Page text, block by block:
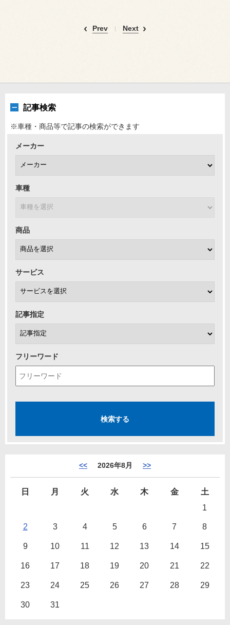
Prev Next
記事検索
※車種・商品等で記事の検索ができます
メーカー
車種
商品
サービス
記事指定
フリーワード
<< 2026年8月 >>
日 月 火 水 木 金
土
1
2 3 4 5 6 7 8
9 10 11 12 13 14 15
16 17 18 19 20 21 22
23 24 25 26 27 28 29
30 31